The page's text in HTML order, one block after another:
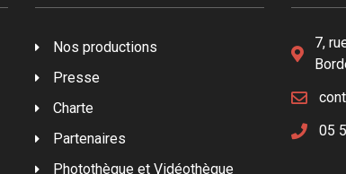
Nos productions
Presse
Charte
Partenaires
Photothèque et Vidéothèque
7,
05